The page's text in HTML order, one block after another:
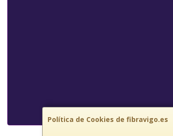
Política de Cookies de fibravigo.es